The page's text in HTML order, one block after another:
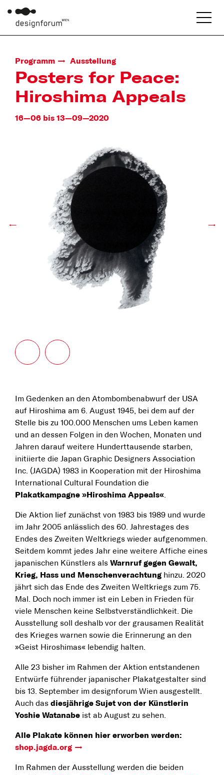
Programm Ausstellung
Posters for Peace:
Hiroshima Appeals
16—06 bis 13—09—2020
← →
Im Gedenken an den Atombombenabwurf der USA
auf Hiroshima am 6. August 1945, bei dem auf der
Stelle bis zu 100.000 Menschen ums Leben kamen
und an dessen Folgen in den Wochen, Monaten und
Jahren darauf weitere Hunderttausende starben,
initiierte die Japan Graphic Designers Association
Inc. (JAGDA) 1983 in Kooperation mit der Hiroshima
International Cultural Foundation die
Plakatkampagne »Hiroshima Appeals«
Die Aktion lief zunächst von 1983 bis 1989 und wurde
im Jahr 2005 anlässlich des 60. Jahrestages des
Endes des Zweiten Weltkriegs wieder aufgenommen.
Seitdem kommt jedes Jahr eine weitere Affiche eines
japanischen Künstlers als Warnruf gegen Gewalt,
Krieg, Hass und Menschenverachtung hinzu. 2020
jährt sich das Ende des Zweiten Weltkriegs zum 75.
Mal. Doch noch immer ist ein Leben in Frieden für
viele Menschen keine Selbstverständlichkeit. Die
Ausstellung soll deshalb vor der grausamen Realität
des Krieges warnen sowie die Erinnerung an den
»Geist Hiroshimas« lebendig halten.
Alle 23 bisher im Rahmen der Aktion entstandenen
Entwürfe führender japanischer Plakatgestalter sind
bis 13. September im designforum Wien ausgestellt.
Auch das diesjährige Sujet von der Künstlerin
Yoshie Watanabe ist ab August zu sehen.
Alle Plakate können hier erworben werden:
shop.jagda.org
Im Rahmen der Ausstellung werden die beiden